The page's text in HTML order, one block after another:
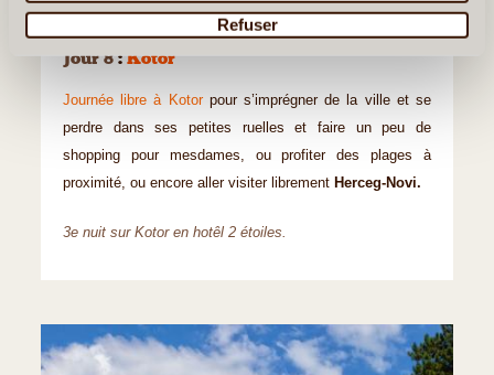
Refuser
©
Jour 8 : Kotor
Journée libre à Kotorpour s’imprégner de la ville et se
perdre dans ses petites ruelles et faire un peu de
shopping pour mesdames, ou profiter des plages à
proximité, ou encore aller visiter librement Herceg-Novi.
3e nuit sur Kotor en hotêl 2 étoiles.